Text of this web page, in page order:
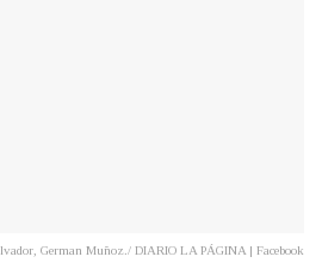
German Muñoz./ DIARIO LA PÁGINA | Facebook